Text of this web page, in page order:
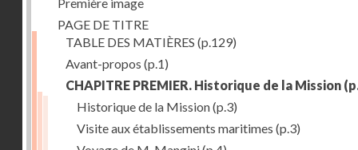
PAGE DE TITRE
TABLE DES MATIÈRES (p.129)
Avant-propos (p.1)
CHAPITRE PREMIER. Historique de la Mission
Historique de la Mission(p.3)
Visite aux établissements maritimes (p.3)